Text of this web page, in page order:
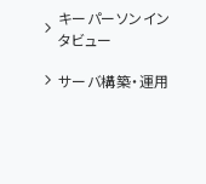
キーパーソンイン
タビュー
サーバ構築・運用